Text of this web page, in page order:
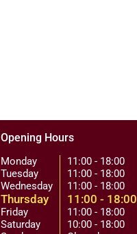
Opening Hours
Monday
Tuesday
Wednesday
Thursday
Friday
Saturday
11:00 - 18:00
11:00 - 18:00
11:00 - 18:00
11:00 - 18:00
11:00 - 18:00
10:00 - 18:00